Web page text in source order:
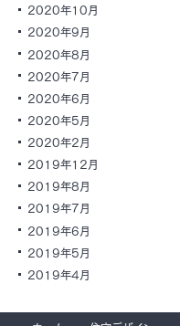
2020年10月
2020年9月
2020年8月
2020年7月
2020年6月
2020年5月
2020年2月
2019年12月
2019年8月
2019年7月
2019年6月
2019年5月
2019年4月